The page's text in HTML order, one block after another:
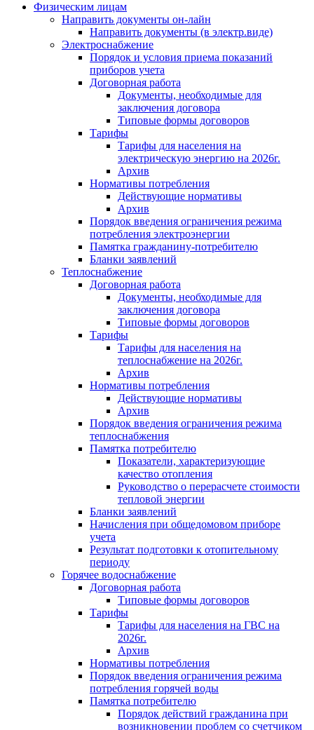
Физическим лицам
Направить документы он-лайн
Направить документы (в электр.виде)
Электроснабжение
Порядок и условия приема показаний
приборов учета
Договорная работа
Документы, необходимые для
заключения договора
Типовые формы договоров
Тарифы
Тарифы для населения на
электрическую энергию на 2026г.
Архив
Нормативы потребления
Действующие нормативы
Архив
Порядок введения ограничения режима
потребления электроэнергии
Памятка гражданину-потребителю
Бланки заявлений
Теплоснабжение
Договорная работа
Документы, необходимые для
заключения договора
Типовые формы договоров
Тарифы
Тарифы для населения на
теплоснабжение на 2026г.
Архив
Нормативы потребления
Действующие нормативы
Архив
Порядок введения ограничения режима
теплоснабжения
Памятка потребителю
Показатели, характеризующие
качество отопления
Руководство о перерасчете стоимости
тепловой энергии
Бланки заявлений
Начисления при общедомовом приборе
учета
Результат подготовки к отопительному
периоду
Горячее водоснабжение
Договорная работа
Типовые формы договоров
Тарифы
Тарифы для населения на ГВС на
2026г.
Архив
Нормативы потребления
Порядок введения ограничения режима
потребления горячей воды
Памятка потребителю
Порядок действий гражданина при
возникновении проблем со счетчиком